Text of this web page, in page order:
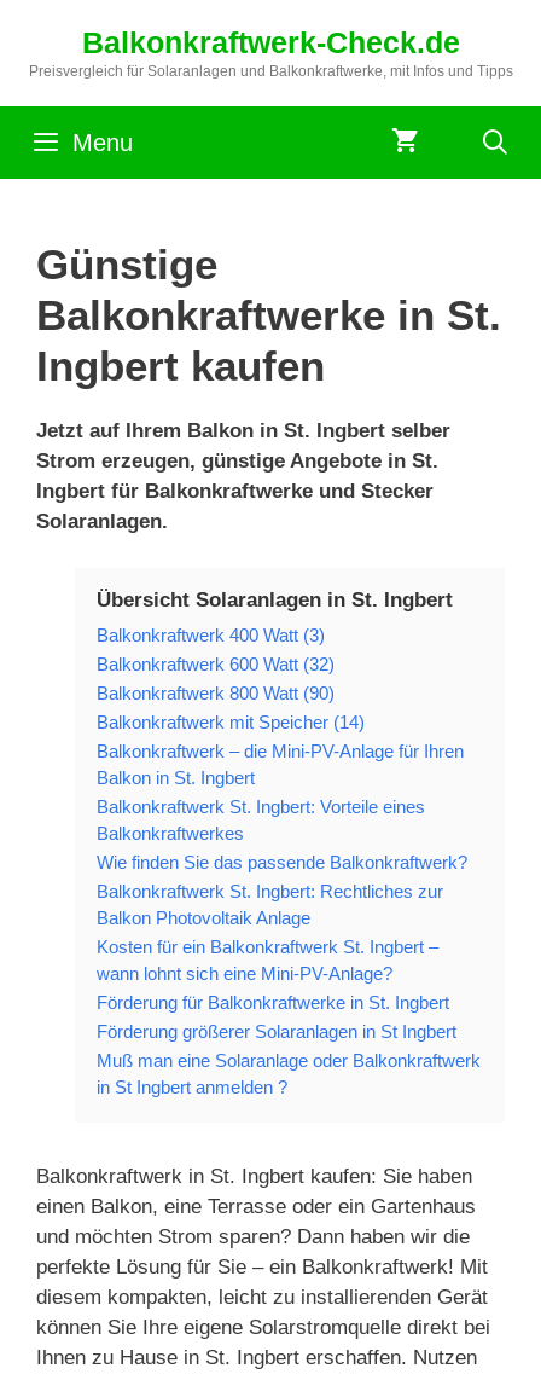
springen
Balkonkraftwerk-Check.de
Preisvergleich für Solaranlagen und Balkonkraftwerke, mit Infos und Tipps
Menu
Günstige
Balkonkraftwerke in St.
Ingbert kaufen
Jetzt auf Ihrem Balkon in St. Ingbert selber
Strom erzeugen, günstige Angebote in St.
Ingbert für Balkonkraftwerke und Stecker
Solaranlagen.
Übersicht Solaranlagen in St. Ingbert
Balkonkraftwerk 400 Watt (3)
Balkonkraftwerk 600 Watt (32)
Balkonkraftwerk 800 Watt (90)
Balkonkraftwerk mit Speicher (14)
Balkonkraftwerk – die Mini-PV-Anlage für Ihren
Balkon in St. Ingbert
Balkonkraftwerk St. Ingbert: Vorteile eines
Balkonkraftwerkes
Wie finden Sie das passende Balkonkraftwerk?
Balkonkraftwerk St. Ingbert: Rechtliches zur
Balkon Photovoltaik Anlage
Kosten für ein Balkonkraftwerk St. Ingbert –
wann lohnt sich eine Mini-PV-Anlage?
Förderung für Balkonkraftwerke in St. Ingbert
Förderung größerer Solaranlagen in St Ingbert
Muß man eine Solaranlage oder Balkonkraftwerk
in St Ingbert anmelden ?
Balkonkraftwerk in St. Ingbert kaufen: Sie haben
einen Balkon, eine Terrasse oder ein Gartenhaus
und möchten Strom sparen? Dann haben wir die
perfekte Lösung für Sie – ein Balkonkraftwerk! Mit
diesem kompakten, leicht zu installierenden Gerät
können Sie Ihre eigene Solarstromquelle direkt bei
Ihnen zu Hause in St. Ingbert erschaffen. Nutzen